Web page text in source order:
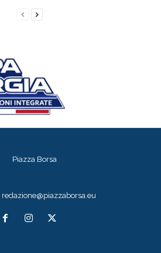
redazione@piazzaborsa.eu